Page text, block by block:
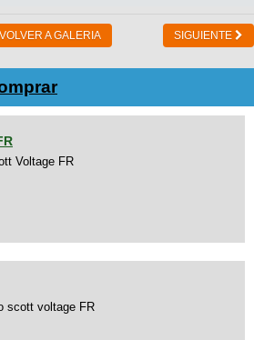
VOLVER A GALERIA SIGUIENTE
Voltage FR
scott voltage FR